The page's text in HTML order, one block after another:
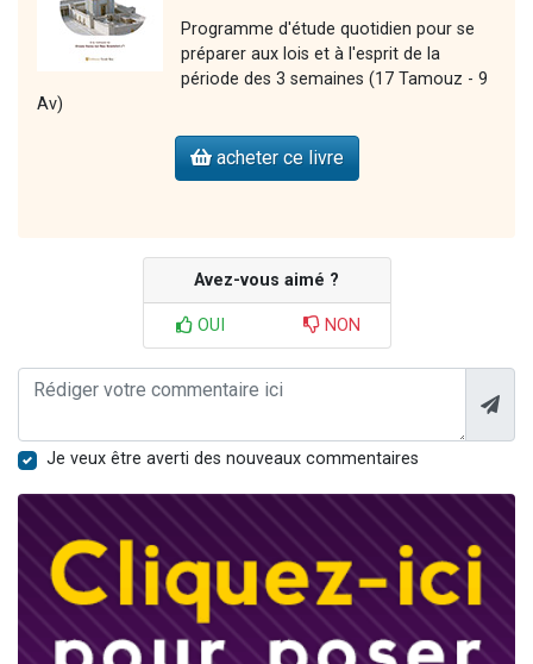
Programme d'étude quotidien pour se
préparer aux lois et à l'esprit de la
période des 3 semaines (17 Tamouz - 9
Av)
acheter ce livre
Avez-vous aimé ?
OUI NON
Je veux être averti des nouveaux commentaires